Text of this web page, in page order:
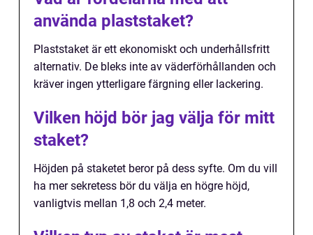
använda plaststaket?
Plaststaket är ett ekonomiskt och underhållsfritt
alternativ. De bleks inte av väderförhållanden och
kräver ingen ytterligare färgning eller lackering.
Vilken höjd bör jag välja för mitt
staket?
Höjden på staketet beror på dess syfte. Om du vill
ha mer sekretess bör du välja en högre höjd,
vanligtvis mellan 1,8 och 2,4 meter.